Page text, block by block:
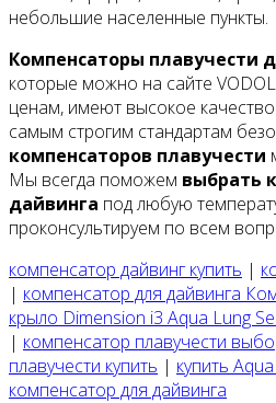
небольшие населенные пункты.
Компенсаторы плавучести
которые можно на сайте
ценам, имеют высокое
самым строгим стандартам
компенсаторов плавучести
Мы всегда поможем выбрать
дайвинга под любую
проконсультируем по всем
компенсатор дайвинг купить |
| компенсатор для дайвинга
крыло Dimension i3 Aqua Lung
| компенсатор плавучести
плавучести купить | купить
компенсатор для дайвинга